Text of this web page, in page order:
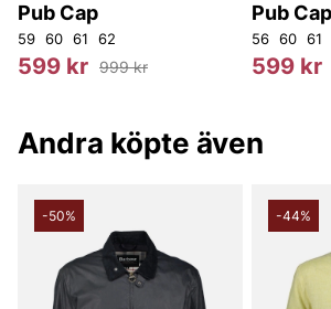
Pub Cap
59 60 61 62
599 kr 999 kr
Pub Cap
56 60 61
599 kr
Andra köpte även
-50% -44%